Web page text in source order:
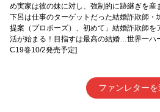
め実家は彼の妹に対し、強制的に跡継ぎを産
下呂は仕事のターゲットだった結婚詐欺師
提案（プロポーズ）、初めて」結婚詐欺師を
活が始まる！目指すは最高の結婚…世界一ハ
C19巻10/2発売予定]
ファンレターを